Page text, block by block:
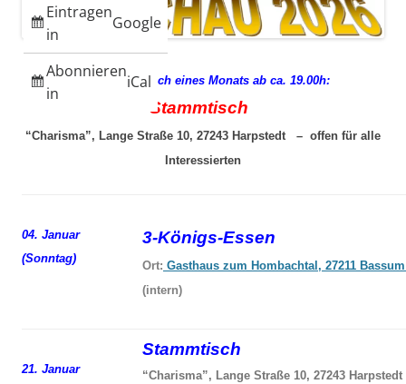
Eintragen
in
Google
Abonnieren
in
iCal
jeden 3. Mittwoch eines Monats ab ca. 19.00h:
Stammtisch
“Charisma”, Lange Straße 10, 27243 Harpstedt – offen für alle
Interessierten
04. Januar
(Sonntag)
3-Königs-Essen
Ort: Gasthaus zum Hombachtal, 27211
(intern)
21. Januar
Stammtisch
“Charisma”, Lange Straße 10, 27243 Harpstedt